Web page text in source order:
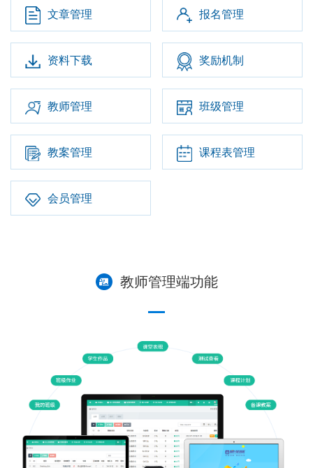
文章管理 报名管理
资料下载 奖励机制
教师管理 班级管理
教案管理 课程表管理
会员管理
教师管理端功能